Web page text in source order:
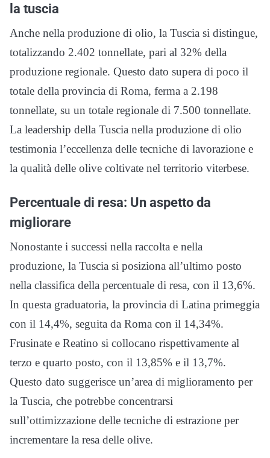
la tuscia
Anche nella produzione di olio, la Tuscia si distingue,
totalizzando 2.402 tonnellate, pari al 32% della
produzione regionale. Questo dato supera di poco il
totale della provincia di Roma, ferma a 2.198
tonnellate, su un totale regionale di 7.500 tonnellate.
La leadership della Tuscia nella produzione di olio
testimonia l’eccellenza delle tecniche di lavorazione e
la qualità delle olive coltivate nel territorio viterbese.
Percentuale di resa: Un aspetto da
migliorare
Nonostante i successi nella raccolta e nella
produzione, la Tuscia si posiziona all’ultimo posto
nella classifica della percentuale di resa, con il 13,6%.
In questa graduatoria, la provincia di Latina primeggia
con il 14,4%, seguita da Roma con il 14,34%.
Frusinate e Reatino si collocano rispettivamente al
terzo e quarto posto, con il 13,85% e il 13,7%.
Questo dato suggerisce un’area di miglioramento per
la Tuscia, che potrebbe concentrarsi
sull’ottimizzazione delle tecniche di estrazione per
incrementare la resa delle olive.